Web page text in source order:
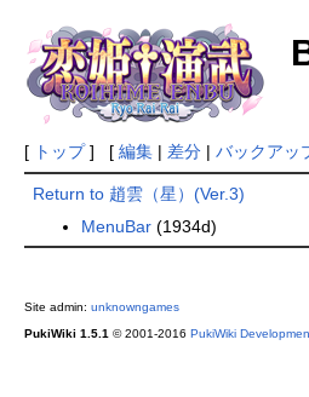
[ トップ] [ 編集| 差分| バックアッ
Return to 趙雲（星）(Ver.3)
MenuBar(1934d)
Site admin: unknowngames
PukiWiki 1.5.1 © 2001-2016 PukiWiki